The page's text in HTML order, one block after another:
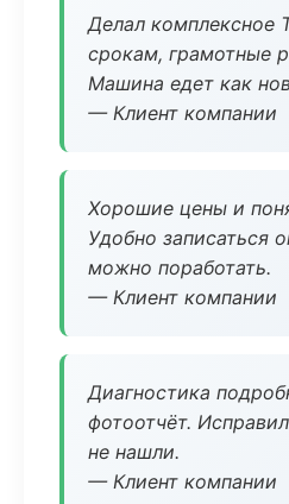
Делал комплексное
срокам, грамотные
Машина едет как
— Клиент компании
Хорошие цены и
Удобно записаться
можно поработать.
— Клиент компании
Диагностика
фотоотчёт.
не нашли.
— Клиент компании